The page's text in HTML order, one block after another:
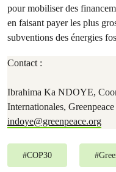
pour mobiliser des
en faisant payer les plus
subventions des énergies
Contact :
Ibrahima Ka NDOYE,
Internationales,
indoye@greenpeace.org
#COP30 #